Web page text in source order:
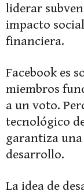
liderar
impacto
financiera.
Facebook es
miembros
a un voto.
tecnológico
garantiza
desarrollo.
La idea de